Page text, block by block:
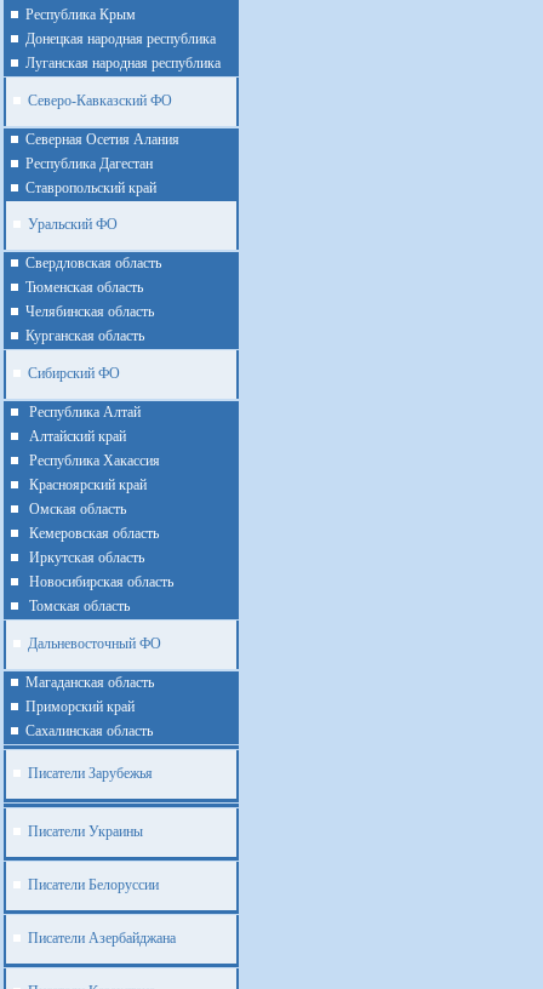
Республика Крым
Донецкая народная республика
Луганская народная республика
Северо-Кавказский ФО
Северная Осетия Алания
Республика Дагестан
Ставропольский край
Уральский ФО
Cвердловская область
Тюменская область
Челябинская область
Курганская область
Сибирский ФО
Республика Алтай
Алтайcкий край
Республика Хакассия
Красноярский край
Омская область
Кемеровская область
Иркутская область
Новосибирская область
Томская область
Дальневосточный ФО
Магаданская область
Приморский край
Cахалинская область
Писатели Зарубежья
Писатели Украины
Писатели Белоруссии
Писатели Азербайджана